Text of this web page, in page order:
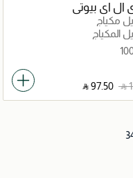
ال اي بيوتي
مكياج
المكياج
⃁
‎ ⃁ ⁦97.50⁩ ‎